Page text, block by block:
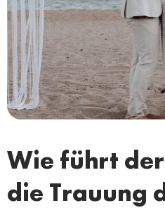
Wie führt
die Trauung